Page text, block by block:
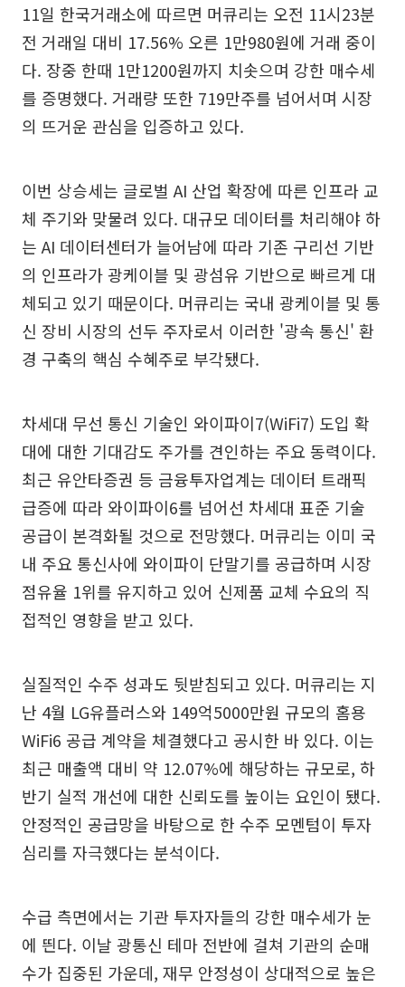
11일 한국거래소에 따르면 머큐리는 오전 11시23분
전 거래일 대비 17.56% 오른 1만980원에 거래 중이
다. 장중 한때 1만1200원까지 치솟으며 강한 매수세
를 증명했다. 거래량 또한 719만주를 넘어서며 시장
의 뜨거운 관심을 입증하고 있다.
이번 상승세는 글로벌 AI 산업 확장에 따른 인프라 교
체 주기와 맞물려 있다. 대규모 데이터를 처리해야 하
는 AI 데이터센터가 늘어남에 따라 기존 구리선 기반
의 인프라가 광케이블 및 광섬유 기반으로 빠르게 대
체되고 있기 때문이다. 머큐리는 국내 광케이블 및 통
신 장비 시장의 선두 주자로서 이러한 '광속 통신' 환
경 구축의 핵심 수혜주로 부각됐다.
차세대 무선 통신 기술인 와이파이7(WiFi7) 도입 확
대에 대한 기대감도 주가를 견인하는 주요 동력이다.
최근 유안타증권 등 금융투자업계는 데이터 트래픽
급증에 따라 와이파이6를 넘어선 차세대 표준 기술
공급이 본격화될 것으로 전망했다. 머큐리는 이미 국
내 주요 통신사에 와이파이 단말기를 공급하며 시장
점유율 1위를 유지하고 있어 신제품 교체 수요의 직
접적인 영향을 받고 있다.
실질적인 수주 성과도 뒷받침되고 있다. 머큐리는 지
난 4월 LG유플러스와 149억5000만원 규모의 홈용
WiFi6 공급 계약을 체결했다고 공시한 바 있다. 이는
최근 매출액 대비 약 12.07%에 해당하는 규모로, 하
반기 실적 개선에 대한 신뢰도를 높이는 요인이 됐다.
안정적인 공급망을 바탕으로 한 수주 모멘텀이 투자
심리를 자극했다는 분석이다.
수급 측면에서는 기관 투자자들의 강한 매수세가 눈
에 띈다. 이날 광통신 테마 전반에 걸쳐 기관의 순매
수가 집중된 가운데, 재무 안정성이 상대적으로 높은